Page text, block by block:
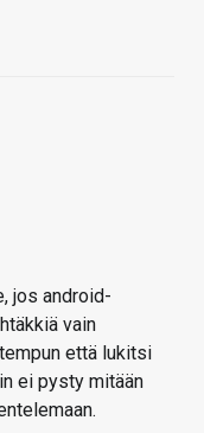
jos android-
vain
että lukitsi
ei pysty mitään